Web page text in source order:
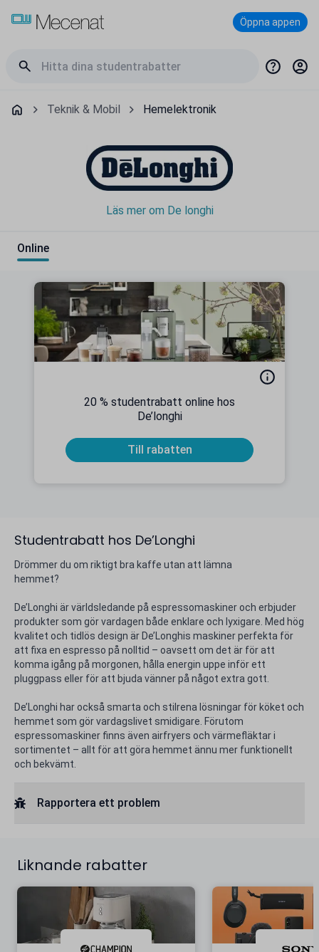
Öppna appen
Teknik & Mobil Hemelektronik
Läs mer om De longhi
Online
20 % studentrabatt online hos
De’longhi
Till rabatten
Studentrabatt hos De’Longhi
Drömmer du om riktigt bra kaffe utan att lämna
hemmet?
De’Longhi är världsledande på espressomaskiner och erbjuder
produkter som gör vardagen både enklare och lyxigare. Med hög
kvalitet och tidlös design är De’Longhis maskiner perfekta för
att fixa en espresso på nolltid – oavsett om det är för att
komma igång på morgonen, hålla energin uppe inför ett
pluggpass eller för att bjuda vänner på något extra gott.
De’Longhi har också smarta och stilrena lösningar för köket och
hemmet som gör vardagslivet smidigare. Förutom
espressomaskiner finns även airfryers och värmefläktar i
sortimentet – allt för att göra hemmet ännu mer funktionellt
och bekvämt.
Rapportera ett problem
Liknande rabatter